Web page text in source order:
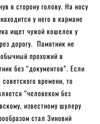
в сторону голову. На носу
у него в кармане
ищет чужой кошелек у
дорогу. Памятник не
прохожий в
без “документов”. Если
времени, то
“человеком без
известному шулеру
стал Зиновий